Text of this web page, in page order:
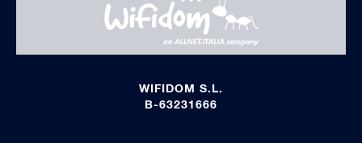
WIFIDOM S.L.
B-63231666